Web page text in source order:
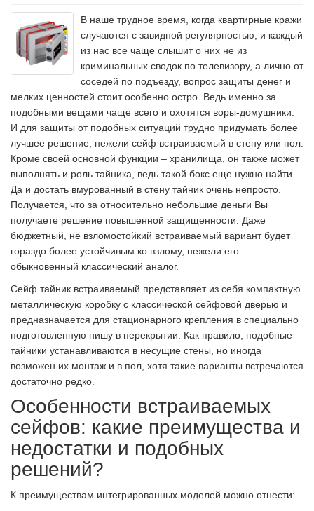
В наше трудное время, когда квартирные кражи
случаются с завидной регулярностью, и каждый
из нас все чаще слышит о них не из
криминальных сводок по телевизору, а лично от
соседей по подъезду, вопрос защиты денег и
мелких ценностей стоит особенно остро. Ведь именно за
подобными вещами чаще всего и охотятся воры-домушники.
И для защиты от подобных ситуаций трудно придумать более
лучшее решение, нежели сейф встраиваемый в стену или пол.
Кроме своей основной функции – хранилища, он также может
выполнять и роль тайника, ведь такой бокс еще нужно найти.
Да и достать вмурованный в стену тайник очень непросто.
Получается, что за относительно небольшие деньги Вы
получаете решение повышенной защищенности. Даже
бюджетный, не взломостойкий встраиваемый вариант будет
гораздо более устойчивым ко взлому, нежели его
обыкновенный классический аналог.
Сейф тайник встраиваемый представляет из себя компактную
металлическую коробку с классической сейфовой дверью и
предназначается для стационарного крепления в специально
подготовленную нишу в перекрытии. Как правило, подобные
тайники устанавливаются в несущие стены, но иногда
возможен их монтаж и в пол, хотя такие варианты встречаются
достаточно редко.
Особенности встраиваемых
сейфов: какие преимущества и
недостатки и подобных
решений?
К преимуществам интегрированных моделей можно отнести: